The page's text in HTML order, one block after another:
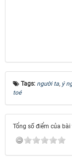
Tags: người ta, ý
toé
Tổng số điểm của